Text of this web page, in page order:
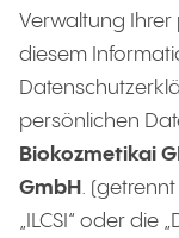
Verwaltung
diesem
persönlichen
Biokozmetikai
GmbH .
„ILCSI“ oder die